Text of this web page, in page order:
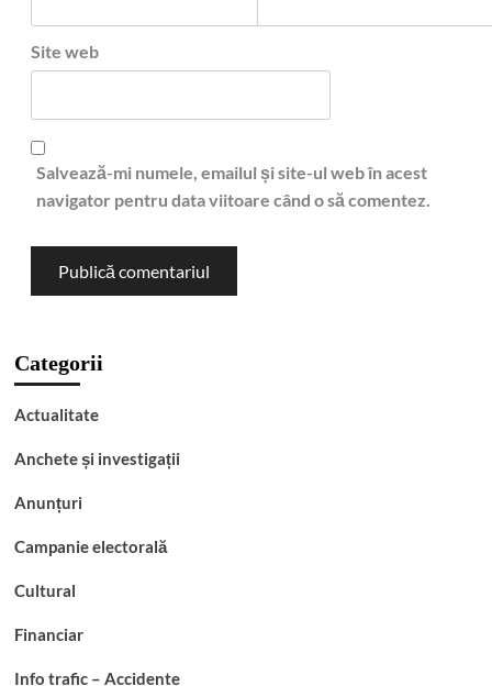
Site web
Salvează-mi numele, emailul și site-ul web în acest
navigator pentru data viitoare când o să comentez.
Categorii
Actualitate
Anchete și investigații
Anunțuri
Campanie electorală
Cultural
Financiar
Info trafic – Accidente